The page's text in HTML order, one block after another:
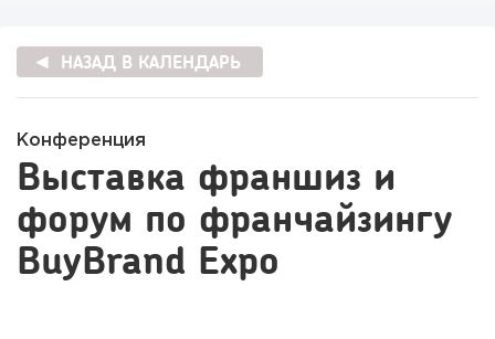
НАЗАД В КАЛЕНДАРЬ
Конференция
Выставка франшиз и
форум по франчайзингу
BuyBrand Expo